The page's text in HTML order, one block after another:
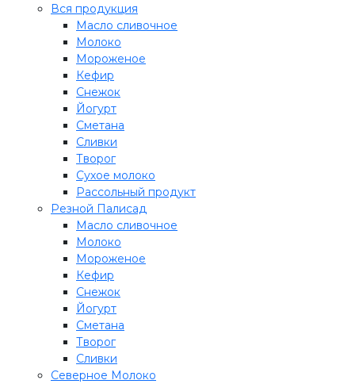
Вся продукция
Масло сливочное
Молоко
Мороженое
Кефир
Снежок
Йогурт
Сметана
Сливки
Творог
Сухое молоко
Рассольный продукт
Резной Палисад
Масло сливочное
Молоко
Мороженое
Кефир
Снежок
Йогурт
Сметана
Творог
Сливки
Северное Молоко